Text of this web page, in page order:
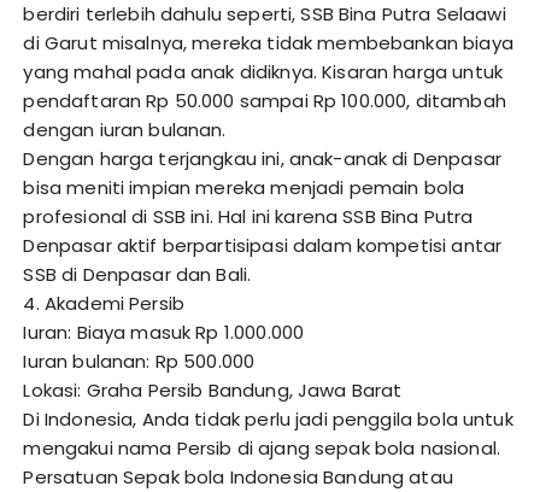
berdiri terlebih dahulu seperti, SSB Bina Putra Selaawi
di Garut misalnya, mereka tidak membebankan biaya
yang mahal pada anak didiknya. Kisaran harga untuk
pendaftaran Rp 50.000 sampai Rp 100.000, ditambah
dengan iuran bulanan.
Dengan harga terjangkau ini, anak-anak di Denpasar
bisa meniti impian mereka menjadi pemain bola
profesional di SSB ini. Hal ini karena SSB Bina Putra
Denpasar aktif berpartisipasi dalam kompetisi antar
SSB di Denpasar dan Bali.
4. Akademi Persib
Iuran: Biaya masuk Rp 1.000.000
Iuran bulanan: Rp 500.000
Lokasi: Graha Persib Bandung, Jawa Barat
Di Indonesia, Anda tidak perlu jadi penggila bola untuk
mengakui nama Persib di ajang sepak bola nasional.
Persatuan Sepak bola Indonesia Bandung atau